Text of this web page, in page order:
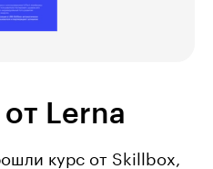
Lerna
курс от Skillbox,